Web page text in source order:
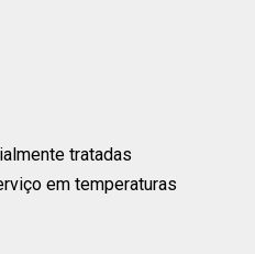
tratadas
em temperaturas